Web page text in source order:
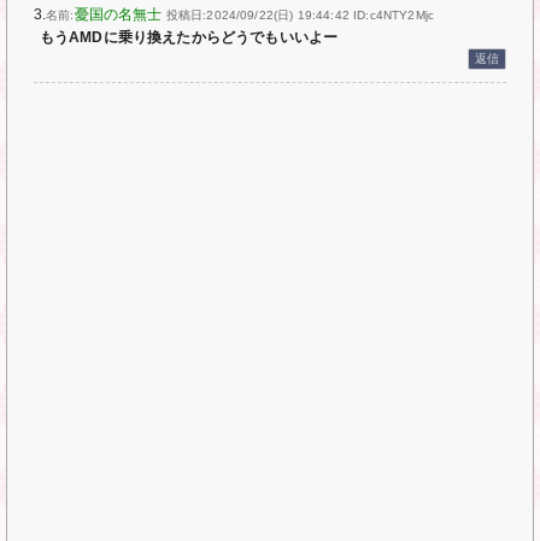
3.名前:憂国の名無士 投稿日:2024/09/22(日) 19:44:42 ID:c4NTY2Mjc
もうAMDに乗り換えたからどうでもいいよー
返信